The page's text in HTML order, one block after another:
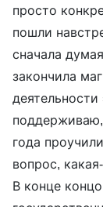
просто
пошли
сначала
закончила
деятельности
года
вопрос,
В конце